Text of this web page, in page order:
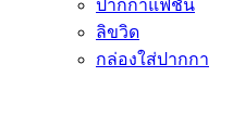
ปากกาแฟชั่น
ลิขวิด
กล่องใส่ปากกา